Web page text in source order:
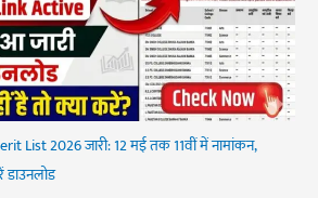
List 2026 जारी: 12 मई तक 11वीं में नामांकन,